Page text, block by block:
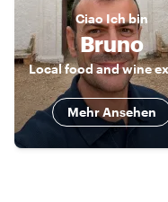
CiaoIch bin
Bruno
Mehr Ansehen